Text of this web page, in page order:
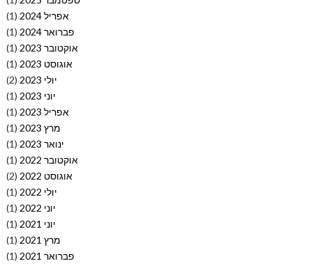
אפריל 2024
(1)
פברואר 2024
(1)
אוקטובר 2023
(1)
אוגוסט 2023
(1)
יולי 2023
(2)
יוני 2023
(1)
אפריל 2023
(1)
מרץ 2023
(1)
ינואר 2023
(1)
אוקטובר 2022
(1)
אוגוסט 2022
(2)
יולי 2022
(1)
יוני 2022
(1)
יוני 2021
(1)
מרץ 2021
(1)
פברואר 2021
(1)